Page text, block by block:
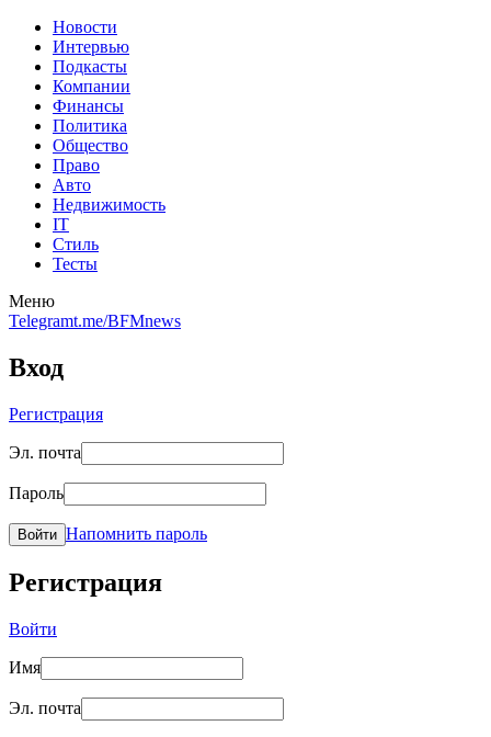
Новости
Интервью
Подкасты
Компании
Финансы
Политика
Общество
Право
Авто
Недвижимость
IT
Стиль
Тесты
Меню
Telegramt.me/BFMnews
Вход
Регистрация
Эл. почта
Пароль
Войти Напомнить пароль
Регистрация
Войти
Имя
Эл. почта